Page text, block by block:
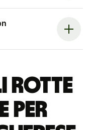
rotte
per